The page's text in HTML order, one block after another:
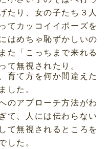
たり、女の子たち３人
てカッコイイポーズを
はめちゃ恥ずかしいの
た「こっちまで来れる
て無視されたり。
育て方を何か間違えた
した。
のアプローチ方法がわ
て、人には伝わらない
て無視されるところを
した。